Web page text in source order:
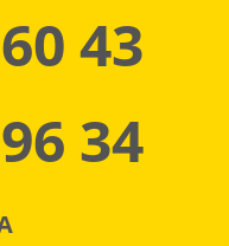
43
34